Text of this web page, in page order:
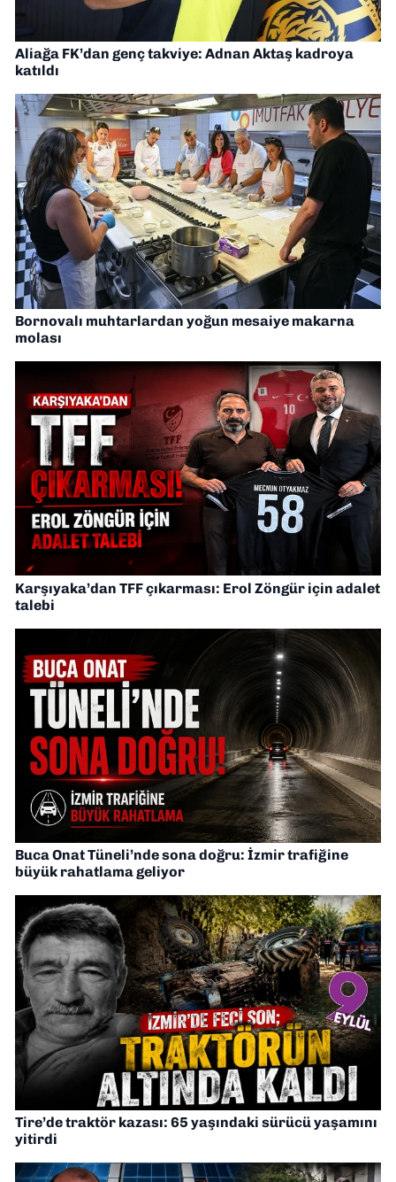
Aliağa FK’dan genç takviye: Adnan Aktaş kadroya
katıldı
Bornovalı muhtarlardan yoğun mesaiye makarna
molası
Karşıyaka’dan TFF çıkarması: Erol Zöngür için adalet
talebi
Buca Onat Tüneli’nde sona doğru: İzmir trafiğine
büyük rahatlama geliyor
Tire’de traktör kazası: 65 yaşındaki sürücü yaşamını
yitirdi